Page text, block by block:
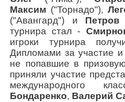
Максим ("Торнадо"),
("Авангард") и Петров
турнира стал -
игроки турнира
Дипломами за участие
не попавшие в
приняли участие
Бондаренко, Валерий